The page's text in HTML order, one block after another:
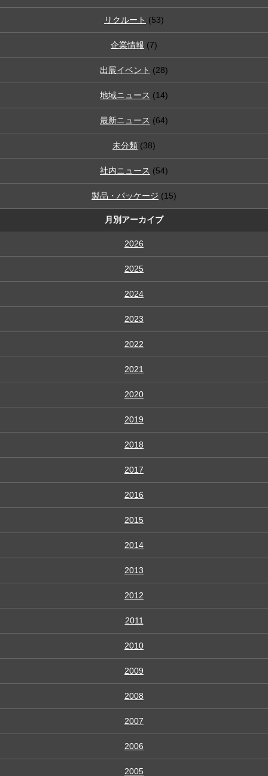
リクルート (53)
企業情報 (7)
出展イベント (28)
地域ニュース (14)
最新ニュース (64)
未分類 (38)
社内ニュース (54)
製品・パッケージ (15)
月別アーカイブ
2026
2025
2024
2023
2022
2021
2020
2019
2018
2017
2016
2015
2014
2013
2012
2011
2010
2009
2008
2007
2006
2005